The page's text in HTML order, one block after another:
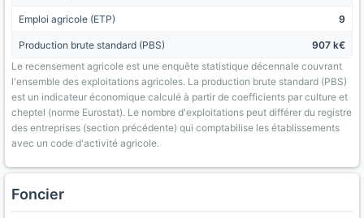
Emploi agricole (ETP) 9
Production brute standard (PBS)
907 k€
Le recensement agricole est une enquête statistique décennale couvrant
l'ensemble des exploitations agricoles. La production brute standard (PBS)
est un indicateur économique calculé à partir de coefficients par culture et
cheptel (norme Eurostat). Le nombre d'exploitations peut différer du registre
des entreprises (section précédente) qui comptabilise les établissements
avec un code d'activité agricole.
Foncier